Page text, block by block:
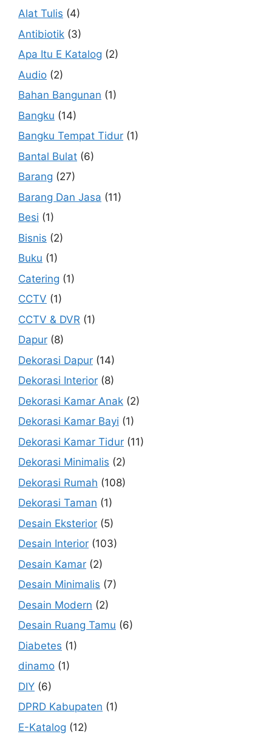
Alat Tulis (4)
Antibiotik (3)
Apa Itu E Katalog (2)
Audio (2)
Bahan Bangunan (1)
Bangku (14)
Bangku Tempat Tidur (1)
Bantal Bulat (6)
Barang (27)
Barang Dan Jasa (11)
Besi (1)
Bisnis (2)
Buku (1)
Catering (1)
CCTV (1)
CCTV & DVR (1)
Dapur (8)
Dekorasi Dapur (14)
Dekorasi Interior (8)
Dekorasi Kamar Anak (2)
Dekorasi Kamar Bayi (1)
Dekorasi Kamar Tidur (11)
Dekorasi Minimalis (2)
Dekorasi Rumah (108)
Dekorasi Taman (1)
Desain Eksterior (5)
Desain Interior (103)
Desain Kamar (2)
Desain Minimalis (7)
Desain Modern (2)
Desain Ruang Tamu (6)
Diabetes (1)
dinamo (1)
DIY (6)
DPRD Kabupaten (1)
E-Katalog (12)